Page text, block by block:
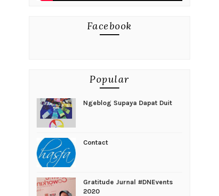
Facebook
Popular
Ngeblog Supaya Dapat Duit
Contact
Gratitude Jurnal #DNEvents
2020